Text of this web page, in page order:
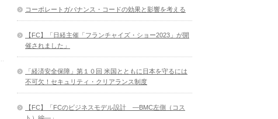
コーポレートガバナンス・コードの効果と影響を考える
【FC】「日経主催「フランチャイズ・ショー2023」が開
催されました」
「経済安全保障」第１０回 米国とともに日本を守るには
不可欠！セキュリティ・クリアランス制度
【FC】「FCのビジネスモデル設計 ―BMC左側（コス